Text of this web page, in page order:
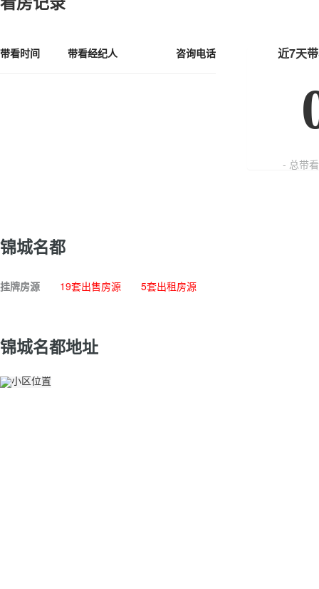
带看时间 带看经纪人 咨询电话 近7天
- 总带
锦城名都
挂牌房源 19套出售房源 5套出租房源
锦城名都地址